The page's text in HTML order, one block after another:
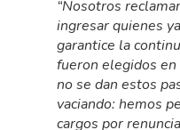
“Nosotros
ingresar quienes
garantice la
fueron elegidos
no se dan estos
vaciando: hemos
cargos por